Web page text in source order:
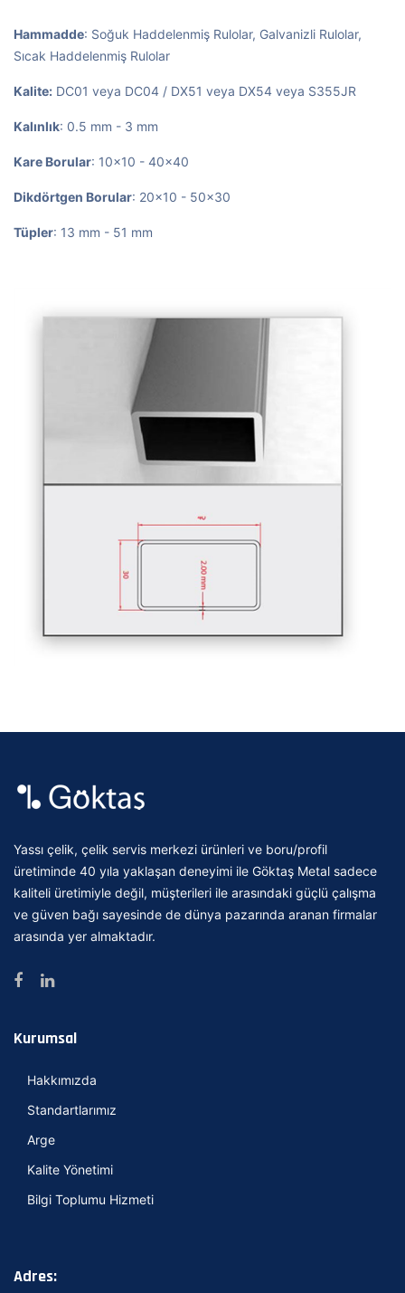
Hammadde: Soğuk Haddelenmiş Rulolar, Galvanizli Rulolar,
Sıcak Haddelenmiş Rulolar
Kalite: DC01 veya DC04 / DX51 veya DX54 veya S355JR
Kalınlık: 0.5 mm - 3 mm
Kare Borular: 10x10 - 40x40
Dikdörtgen Borular: 20x10 - 50x30
Tüpler: 13 mm - 51 mm
Yassı çelik, çelik servis merkezi ürünleri ve boru/profil
üretiminde 40 yıla yaklaşan deneyimi ile Göktaş Metal sadece
kaliteli üretimiyle değil, müşterileri ile arasındaki güçlü çalışma
ve güven bağı sayesinde de dünya pazarında aranan firmalar
arasında yer almaktadır.
Kurumsal
Hakkımızda
Standartlarımız
Arge
Kalite Yönetimi
Bilgi Toplumu Hizmeti
Adres: